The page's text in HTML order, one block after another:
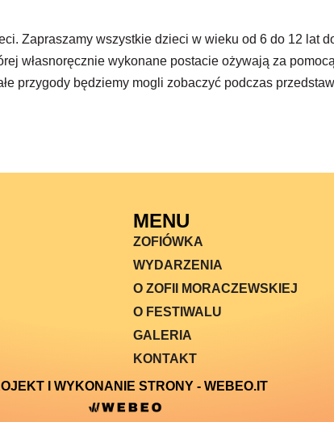
Zapraszamy wszystkie dzieci w wieku od 6 do 12 lat
własnoręcznie wykonane postacie ożywają za
przygody będziemy mogli zobaczyć podczas
MENU
ZOFIÓWKA
WYDARZENIA
O ZOFII MORACZEWSKIEJ
O FESTIWALU
GALERIA
KONTAKT
I WYKONANIE STRONY - WEBEO.IT